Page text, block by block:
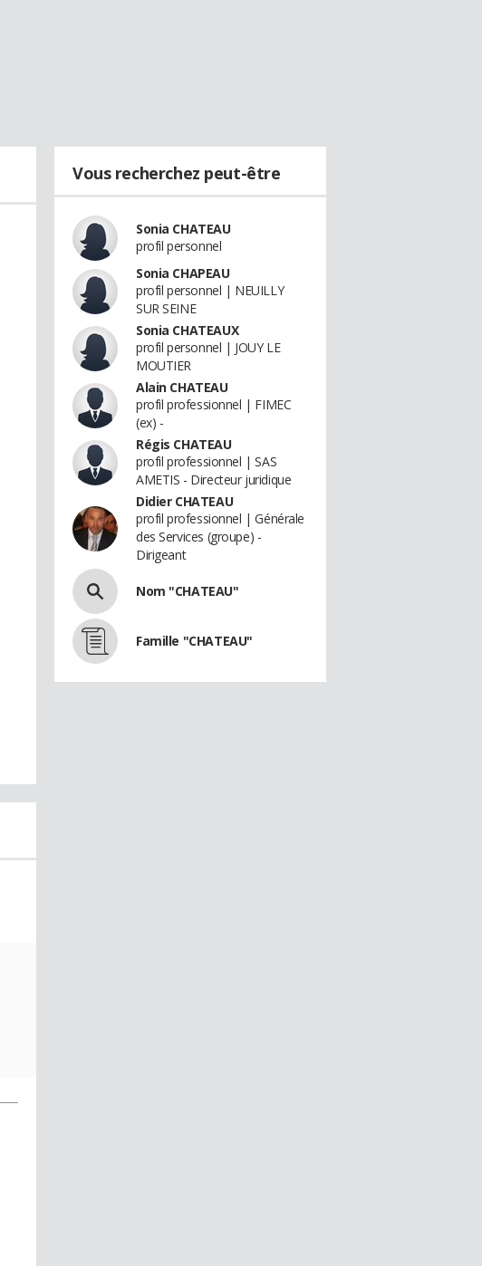
Vous recherchez peut-être
Sonia CHATEAU
profil personnel
Sonia CHAPEAU
profil personnel | NEUILLY
SUR SEINE
Sonia CHATEAUX
profil personnel | JOUY LE
MOUTIER
Alain CHATEAU
profil professionnel | FIMEC
(ex) -
Régis CHATEAU
profil professionnel | SAS
AMETIS - Directeur juridique
Didier CHATEAU
profil professionnel | Générale
des Services (groupe) -
Dirigeant
Nom "CHATEAU"
Famille "CHATEAU"